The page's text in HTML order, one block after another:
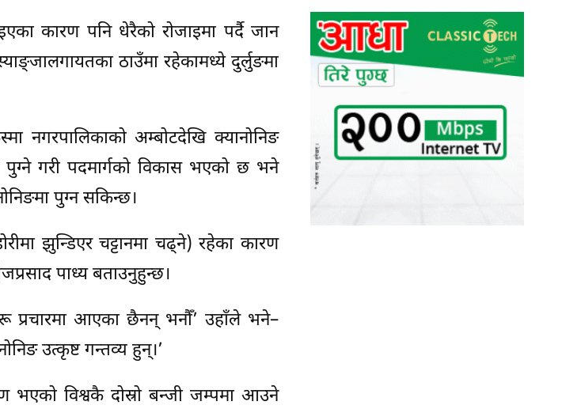
कारण पनि धेरैको रोजाइमा पर्दै जान
ठाउँमा रहेकामध्ये दुर्लुङमा
नगरपालिकाको अम्बोटदेखि क्यानोनिङ
पुग्ने गरी पदमार्गको विकास भएको छ भने
पुग्न सकिन्छ।
झुन्डिएर चट्टानमा चढ्ने) रहेका कारण
पाध्य बताउनुहुन्छ।
प्रचारमा आएका छैनन् भनौँ’ उहाँले भने–
उत्कृष्ट गन्तव्य हुन्।’
भएको विश्वकै दोस्रो बन्जी जम्पमा आउने